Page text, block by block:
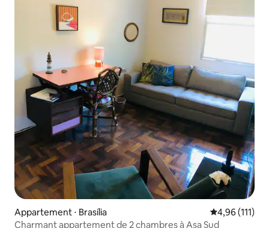
Appartement ⋅ Brasília Évaluation
4,96 (111)
Charmant appartement de 2 chambres à Asa Sud